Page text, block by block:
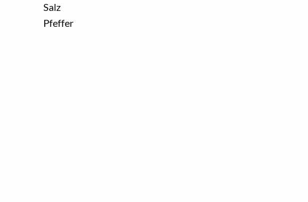
Salz
Pfeffer